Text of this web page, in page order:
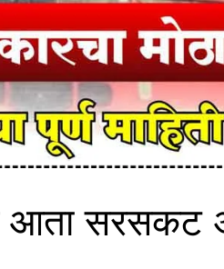
आता सरसकट